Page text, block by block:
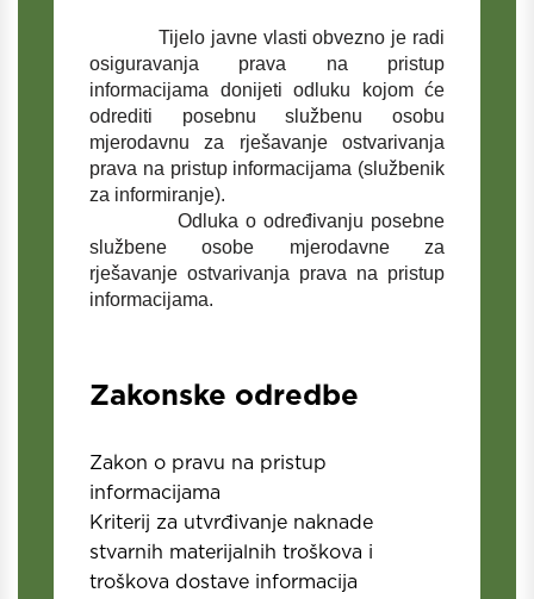
Tijelo javne vlasti obvezno je radi
osiguravanja prava na pristup
informacijama donijeti odluku kojom će
odrediti posebnu službenu osobu
mjerodavnu za rješavanje ostvarivanja
prava na pristup informacijama (službenik
za informiranje).
Odluka o određivanju posebne
službene osobe mjerodavne za
rješavanje ostvarivanja prava na pristup
informacijama.
Zakonske odredbe
Zakon o pravu na pristup
informacijama
Kriterij za utvrđivanje naknade
stvarnih materijalnih troškova i
troškova dostave informacija